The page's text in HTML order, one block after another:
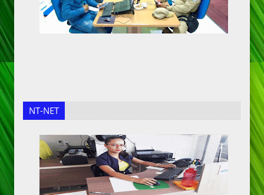
NT-NET